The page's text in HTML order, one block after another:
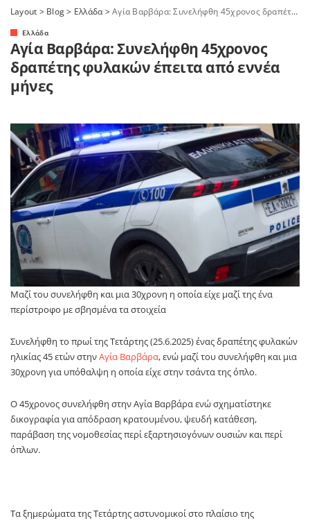
Layout > Blog> Ελλάδα>Αγία Βαρβάρα: Συνελήφθη 45χρονος δραπέτης φυλακών έπειτα από εννέα μήνες
Ελλάδα
Αγία Βαρβάρα: Συνελήφθη 45χρονος
δραπέτης φυλακών έπειτα από εννέα
μήνες
Μαζί του συνελήφθη και μια 30χρονη η οποία είχε μαζί της ένα
περίστροφο με σβησμένα τα στοιχεία
Συνελήφθη το πρωί της Τετάρτης (25.6.2025) ένας δραπέτης φυλακών
ηλικίας 45 ετών στηνΑγία Βαρβάρα, ενώ μαζί του συνελήφθη και μια
30χρονη για υπόθαλψη η οποία είχε στην τσάντα της όπλο.
Ο 45χρονος συνελήφθη στην Αγία Βαρβάρα ενώ σχηματίστηκε
δικογραφία για απόδραση κρατουμένου, ψευδή κατάθεση,
παράβαση της νομοθεσίας περί εξαρτησιογόνων ουσιών και περί
όπλων.
Τα ξημερώματα της Τετάρτης αστυνομικοί στο πλαίσιο της